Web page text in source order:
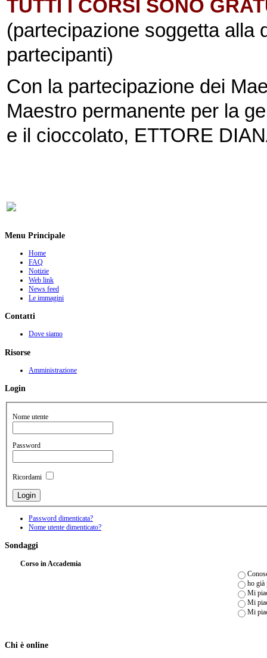
TUTTI I CORSI SONO
(partecipazione soggetta alla
partecipanti)
Con la partecipazione dei
Maestro permanente per la
e il cioccolato, ETTORE
Menu Principale
Home
FAQ
Notizie
Web link
News feed
Le immagini
Contatti
Dove siamo
Risorse
Amministrazione
Login
Nome utente
Password
Ricordami
Password dimenticata?
Nome utente dimenticato?
Sondaggi
Corso in Accademia
ho già
Mi
Mi
Mi
Chi è online